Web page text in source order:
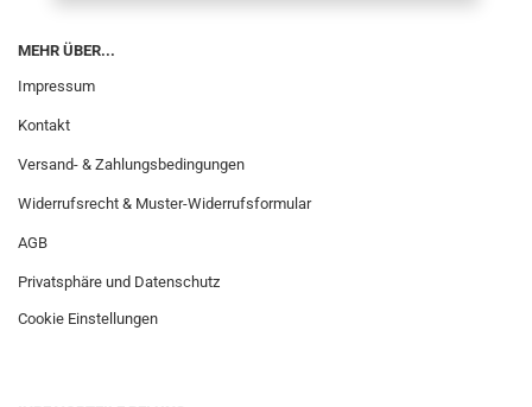
MEHR ÜBER...
Impressum
Kontakt
Versand- & Zahlungsbedingungen
Widerrufsrecht & Muster-Widerrufsformular
AGB
Privatsphäre und Datenschutz
Cookie Einstellungen